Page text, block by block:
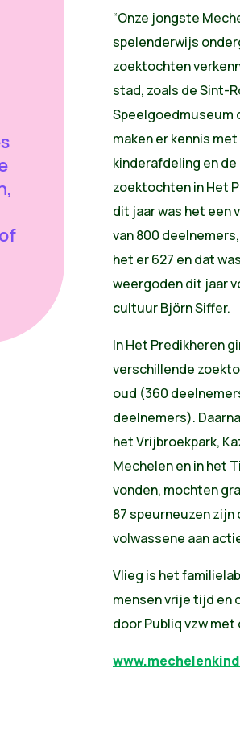
“Onze jongste
spelenderwijs
zoektochten
stad, zoals de Sint-
Speelgoedmuseum
maken er kennis
kinderafdeling en
zoektochten in Het
dit jaar was het een
van 800
het er 627 en dat
weergoden dit jaar
cultuur Björn Siffer.
In Het Predikheren
verschillende
oud (360
deelnemers).
het Vrijbroekpark,
Mechelen en in het
vonden, mochten
87 speurneuzen zijn
volwassene aan
Vlieg is het
mensen vrije tijd en
door Publiq vzw